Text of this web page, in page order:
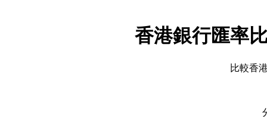
香港銀行匯率
比較香